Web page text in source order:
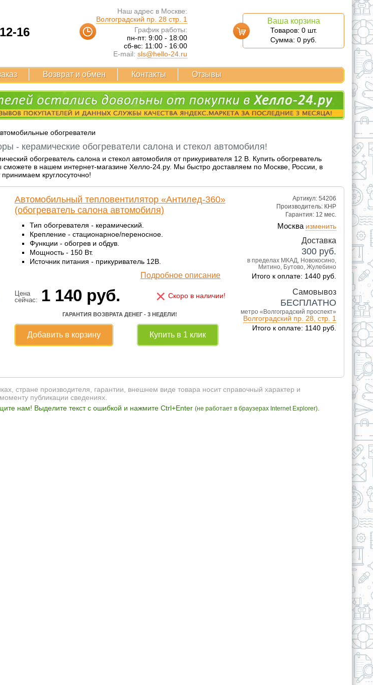
16
Наш адрес в Москве:
Волгоградский пр. 28 стр. 1
График работы:
пн-пт: 9:00 - 18:00
сб-вс: 11:00 - 16:00
E-mail: sls@hello-24.ru
Ваша корзина
Товаров: 0 шт.
Сумма: 0 руб.
Возврат и обмен Контакты Отзывы
обогреватели
- керамические обогреватели салона и стекол автомобиля!
обогреватель салона и стекол автомобиля от прикуривателя 12 В. Купить обогреватель
в нашем интернет-магазине Хелло-24.ру. Мы быстро доставляем по Москве, России, в
круглосуточно!
Артикул: 54206
Производитель: КНР
Гарантия: 12 мес.
Москва изменить
Доставка
300 руб.
в пределах МКАД, Новокосино,
Митино, Бутово, Жулебино
Итого к оплате: 1440 руб.
Самовывоз
БЕСПЛАТНО
метро «Волгоградский проспект»
Волгоградский пр. 28, стр. 1
Итого к оплате: 1140 руб.
Автомобильный тепловентилятор «Антилед-360»
(обогреватель салона автомобиля)
Тип обогревателя - керамический.
Крепление - стационарное/переносное.
Функции - обогрев и обдув.
Мощность - 150 Вт.
Источник питания - прикуриватель 12В.
Подробное описание
Цена
сейчас:
1 140 руб. × Скоро в наличии!
ГАРАНТИЯ ВОЗВРАТА ДЕНЕГ - 3 НЕДЕЛИ!
Добавить в корзину Купить в 1 клик
стране производителя, гарантии, внешнем виде товара носит справочный характер и
публикации сведениях.
нам! Выделите текст с ошибкой и нажмите Ctrl+Enter (не работает в браузерах Internet Explorer).